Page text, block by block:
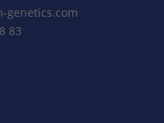
genetics.com
83